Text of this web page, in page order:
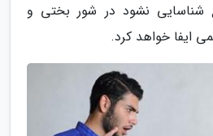
شناسایی نشود در شور بختی و
ایفا خواهد کرد.